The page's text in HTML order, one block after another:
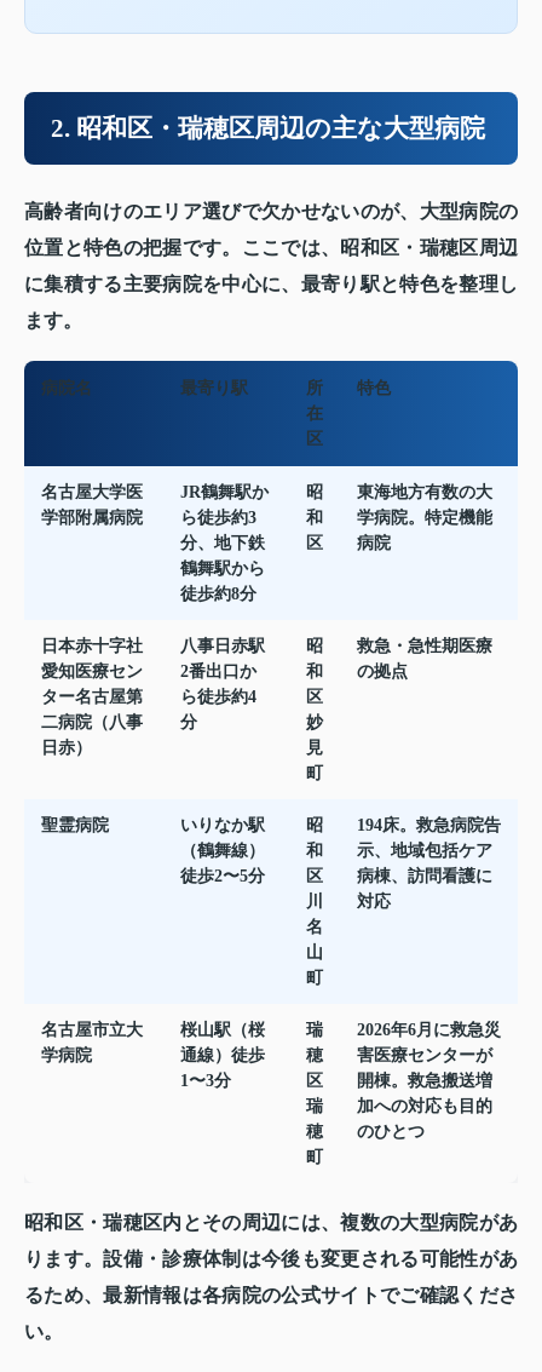
2. 昭和区・瑞穂区周辺の主な大型病院
高齢者向けのエリア選びで欠かせないのが、大型病院の
位置と特色の把握です。ここでは、昭和区・瑞穂区周辺
に集積する主要病院を中心に、最寄り駅と特色を整理し
ます。
病院名 最寄り駅
所
在
区
特色
名古屋大学医
学部附属病院
JR鶴舞駅か
ら徒歩約3
分、地下鉄
鶴舞駅から
徒歩約8分
昭
和
区
東海地方有数の大
学病院。特定機能
病院
日本赤十字社
愛知医療セン
ター名古屋第
二病院（八事
日赤）
八事日赤駅
2番出口か
ら徒歩約4
分
昭
和
区
妙
見
町
救急・急性期医療
の拠点
聖霊病院
いりなか駅
（鶴舞線）
徒歩2〜5分
昭
和
区
川
名
山
町
194床。救急病院告
示、地域包括ケア
病棟、訪問看護に
対応
名古屋市立大
学病院
桜山駅（桜
通線）徒歩
1〜3分
瑞
穂
区
瑞
穂
町
2026年6月に救急災
害医療センターが
開棟。救急搬送増
加への対応も目的
のひとつ
昭和区・瑞穂区内とその周辺には、複数の大型病院があ
ります。設備・診療体制は今後も変更される可能性があ
るため、最新情報は各病院の公式サイトでご確認くださ
い。